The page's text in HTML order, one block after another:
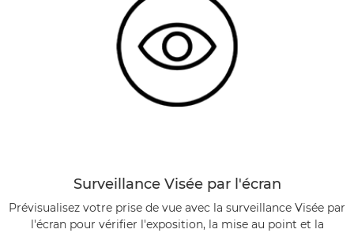
Surveillance Visée par l'écran
Prévisualisez votre prise de vue avec la surveillance Visée par
l'écran pour vérifier l'exposition, la mise au point et la